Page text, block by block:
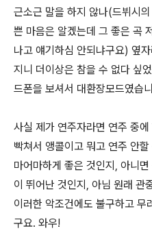
근소근 말을 하지 않나(드뷔시
쁜 마음은 알겠는데 그 좋은 곡
나고 얘기하심 안되냐구요) 옆
지니 더이상은 참을 수 없다 싶
드폰을 보셔서 대환장모드였습
사실 제가 연주자라면 연주 중
빡쳐서 앵콜이고 뭐고 연주 안
마어마하게 좋은 것인지, 아니
이 뛰어난 것인지, 아님 원래 관
이러한 악조건에도 불구하고
구요. 와우!